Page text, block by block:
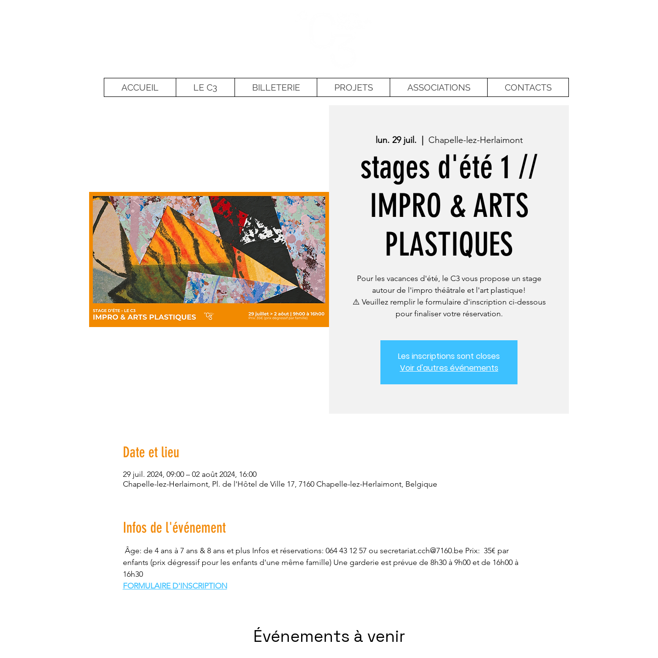
ACCUEIL LE C3 BILLETERIE PROJETS ASSOCIATIONS CONTACTS
lun. 29 juil. Chapelle-lez-Herlaimont
stages d'été 1 //
IMPRO & ARTS
PLASTIQUES
Pour les vacances d'été, le C3 vous propose un stage
autour de l'impro théâtrale et l'art plastique!
⚠️ Veuillez remplir le formulaire d'inscription ci-dessous
pour finaliser votre réservation.
Les inscriptions sont closes
Voir d'autres événements
Date et lieu
29 juil. 2024, 09:00 – 02 août 2024, 16:00
Chapelle-lez-Herlaimont, Pl. de l'Hôtel de Ville 17, 7160 Chapelle-lez-Herlaimont, Belgique
Infos de l'événement
Âge: de 4 ans à 7 ans & 8 ans et plus Infos et réservations: 064 43 12 57 ou secretariat.cch@7160.be Prix:  35€ par
enfants (prix dégressif pour les enfants d'une même famille) Une garderie est prévue de 8h30 à 9h00 et de 16h00 à
16h30
FORMULAIRE D'INSCRIPTION
Événements à venir